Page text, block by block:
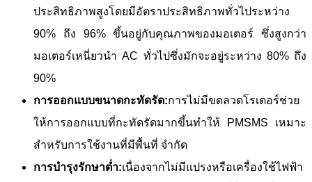
ประสิทธิภาพสูงโดยมีอัตราประสิทธิภาพทั่วไประหว่าง
90% ถึง 96% ขึ้นอยู่กับคุณภาพของมอเตอร์ ซึ่งสูงกว่า
มอเตอร์เหนี่ยวนำ AC ทั่วไปซึ่งมักจะอยู่ระหว่าง 80% ถึง
90%
การออกแบบขนาดกะทัดรัด:การไม่มีขดลวดโรเตอร์ช่วย
ให้การออกแบบที่กะทัดรัดมากขึ้นทำให้ PMSMS เหมาะ
สำหรับการใช้งานที่มีพื้นที่ จำกัด
การบำรุงรักษาต่ำ:เนื่องจากไม่มีแปรงหรือเครื่องใช้ไฟฟ้า